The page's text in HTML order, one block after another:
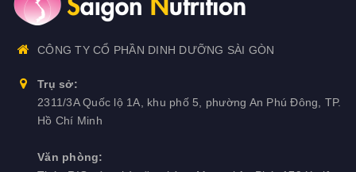
CÔNG TY CỔ PHẦN DINH DƯỠNG SÀI GÒN
Trụ sở:
2311/3A Quốc lộ 1A, khu phố 5, phường An Phú Đông, TP.
Hồ Chí Minh
Văn phòng: